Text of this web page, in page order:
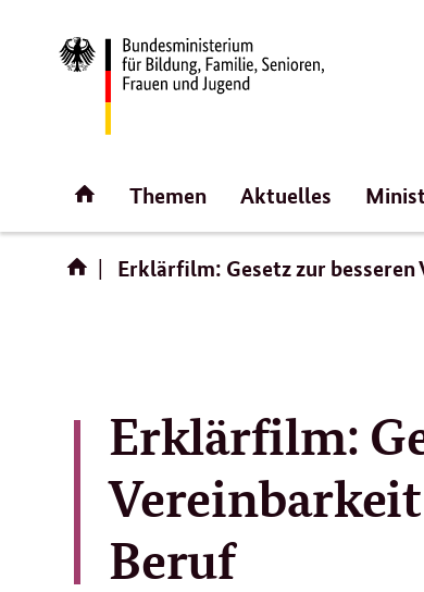
Direktlink:
Startseite
Themen Aktuelles
Erklärfilm: Gesetz zur
Erklärfilm:
Beruf